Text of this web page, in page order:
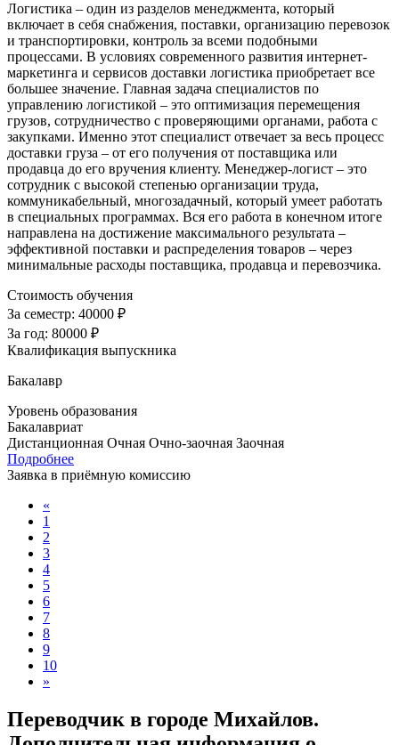
Логистика – один из разделов менеджмента, который
включает в себя снабжения, поставки, организацию перевозок
и транспортировки, контроль за всеми подобными
процессами. В условиях современного развития интернет-
маркетинга и сервисов доставки логистика приобретает все
большее значение. Главная задача специалистов по
управлению логистикой – это оптимизация перемещения
грузов, сотрудничество с проверяющими органами, работа с
закупками. Именно этот специалист отвечает за весь процесс
доставки груза – от его получения от поставщика или
продавца до его вручения клиенту. Менеджер-логист – это
сотрудник с высокой степенью организации труда,
коммуникабельный, многозадачный, который умеет работать
в специальных программах. Вся его работа в конечном итоге
направлена на достижение максимального результата –
эффективной поставки и распределения товаров – через
минимальные расходы поставщика, продавца и перевозчика.
Стоимость обучения
За семестр: 40000 ₽
За год: 80000 ₽
Квалификация выпускника
Бакалавр
Уровень образования
Бакалавриат
Дистанционная Очная Очно-заочная Заочная
Подробнее
Заявка в приёмную комиссию
«
1
2
3
4
5
6
7
8
9
10
»
Переводчик в городе Михайлов.